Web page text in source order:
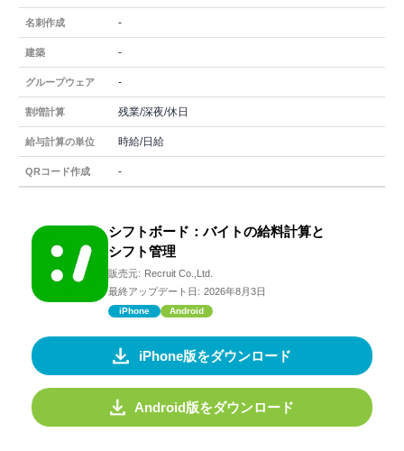
名刺作成 -
建築 -
グループウェア -
割増計算 残業/深夜/休日
給与計算の単位 時給/日給
QRコード作成 -
シフトボード：バイトの給料計算と
シフト管理
販売元: Recruit Co.,Ltd.
最終アップデート日: 2026年8月3日
iPhone Android
iPhone版をダウンロード
Android版をダウンロード